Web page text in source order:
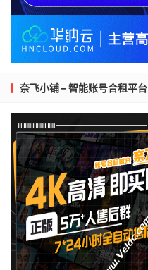
奈飞小铺 – 智能账号合租平台